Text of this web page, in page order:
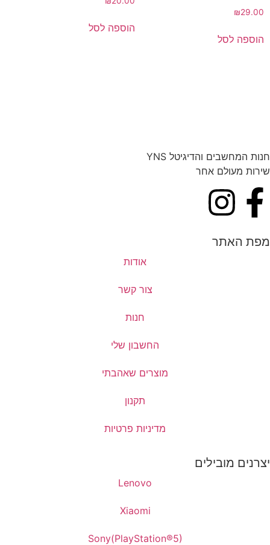
₪29.00
הוספה לסל
הוספה לסל
חנות המחשבים והדיגיטל YNS
שירות מעולם אחר
מפת האתר
אודות
צור קשר
חנות
החשבון שלי
מוצרים שאהבתי
תקנון
מדיניות פרטיות
יצרנים מובילים
Lenovo
Xiaomi
Sony(PlayStation®5)